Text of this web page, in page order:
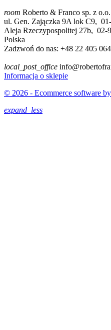
room Roberto & Franco sp. z o.o.
ul. Gen. Zajączka 9A lok C9,
Aleja Rzeczypospolitej 27b, 02-
Polska
Zadzwoń do nas: +48 22 405
local_post_office
Informacja o sklepie
© 2026 - Ecommerce software
expand_less